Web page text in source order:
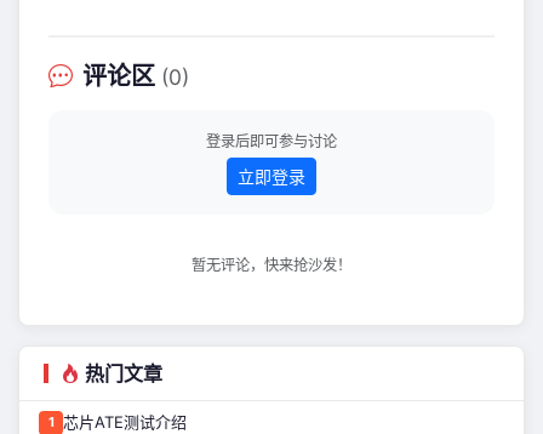
米扩容至38万平方米，规模跃居全球车
展首位。本届车展吸引了来自中、美、
应链与科技企业参展，集结展车总数
1451辆，其中全球首发车型从上届
评论区 (0)
登录后即可参与讨论
立即登录
暂无评论，快来抢沙发！
热门文章
1 芯片ATE测试介绍